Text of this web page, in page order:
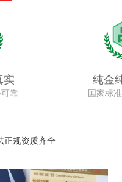
实
靠
纯金
国家标
正规资质齐全